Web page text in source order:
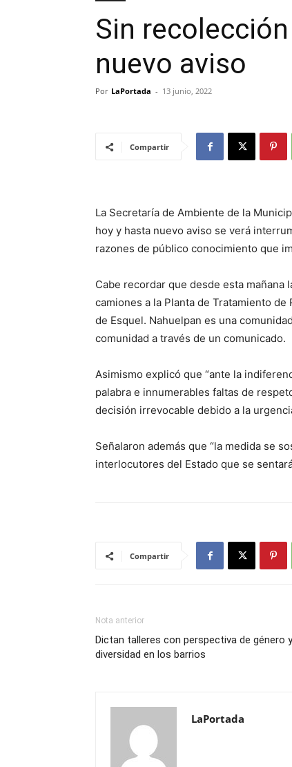
Sin
nuevo aviso
Por LaPortada - 13 junio, 2022
Compartir
La Secretaría de Ambiente de la
hoy y hasta nuevo aviso se verá
razones de público conocimiento que
Cabe recordar que desde esta mañana
camiones a la Planta de Tratamiento
de Esquel. Nahuelpan es una
comunidad a través de un comunicado.
Asimismo explicó que “ante la
palabra e innumerables faltas de
decisión irrevocable debido a la
Señalaron además que “la medida se
interlocutores del Estado que se
Compartir
Nota anterior
Dictan talleres con perspectiva de género y
diversidad en los barrios
LaPortada